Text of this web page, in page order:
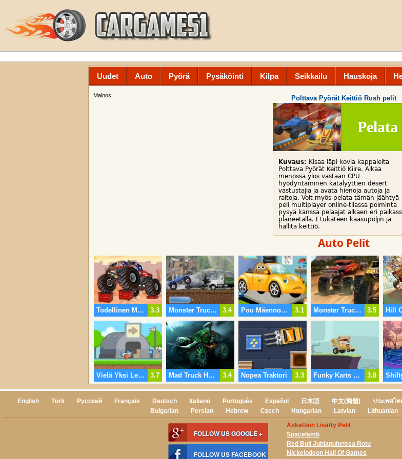
Uudet Auto Pyörä Pysäköinti Kilpa Seikkailu Hauskoja
Mainos Polttava Pyörät Keittiö Rush pelit
Pelata
Kuvaus: Kisaa läpi kovia kappaleita
Polttava Pyörät Keittiö Kiire. Alkaa
menossa ylös vastaan CPU
hyödyntäminen katalyyttien desert
vastustajia ja avata hienoja autoja ja
raitoja. Voit myös pelata tämän jäähtyä
peli multiplayer online-tilassa poiminta
pysyä kanssa pelaajat alkaen eri
planeetalla. Etukäteen kaasupoljin ja
hallita keittiö.
Auto Pelit
3.3
Todellinen Monsteri 3.4
Monster Truck Revolution 3.1
Pou Mäennousun 3.5
Monster Truck Kuume
3.7
Vielä Yksi Lento 3.4
Mad Truck Haaste 3 3.3
Nopea Traktori 3.8
Funky Karts Verkossa
English Türk Русский Français Deutsch Italiano Português Español 日本語 中文(簡體) ประเทศไท
Bulgarian
Persian Hebrew Czech Hungarian Latvian Lithuanian
FOLLOW US GOOGLE +
FOLLOW US FACEBOOK
Äskettäin Lisätty Pelit
Spacelamb
Red Bull Juhlapuheissa Rotu
Nickelodeon Hall Of Games